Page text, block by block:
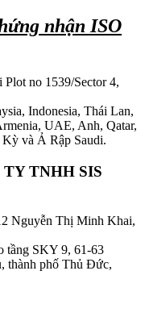
nhận ISO
no 1539/Sector 4,
Indonesia, Thái Lan,
UAE, Anh, Qatar,
và Ả Rập Saudi.
TNHH SIS
Nguyễn Thị Minh Khai,
tầng SKY 9, 61-63
thành phố Thủ Đức,